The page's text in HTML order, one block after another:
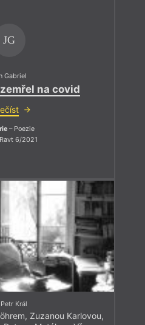
JG
Gabriel
na covid
– Poezie
6/2021
Petr Král
Zuzanou Karlovou,